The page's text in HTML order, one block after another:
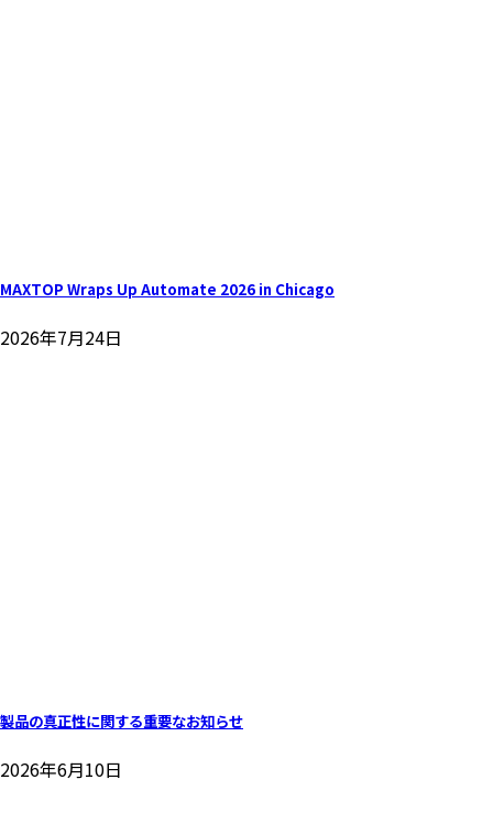
MAXTOP Wraps Up Automate 2026 in Chicago
2026年7月24日
製品の真正性に関する重要なお知らせ
2026年6月10日